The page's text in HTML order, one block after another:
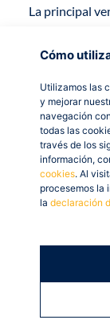
Cómo
Utilizamos las
y mejorar
navegación
todas las
través de los
información,
cookies. Al
procesemos la
la declaración
La principal
empresas
Además el
una
empresas
sencilla.
¿Quieres
empresas?
Haz